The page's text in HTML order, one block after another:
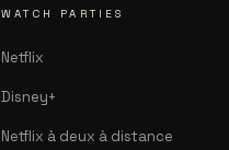
WATCH PARTIES
Netflix
Disney+
Netflix à deux à distance